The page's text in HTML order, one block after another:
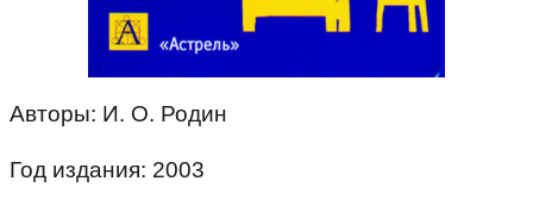
Авторы: И. О. Родин
Год издания: 2003